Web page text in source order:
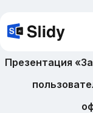
Презентация